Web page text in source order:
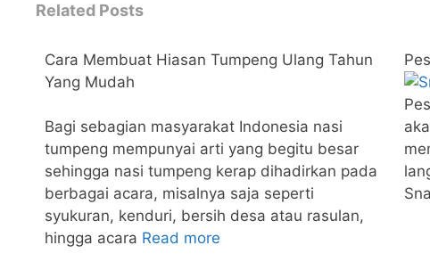
Related Posts
Cara Membuat Hiasan Tumpeng Ulang Tahun
Yang Mudah
Bagi sebagian masyarakat Indonesia nasi
tumpeng mempunyai arti yang begitu besar
sehingga nasi tumpeng kerap dihadirkan pada
berbagai acara, misalnya saja seperti
syukuran, kenduri, bersih desa atau rasulan,
hingga acara Read more